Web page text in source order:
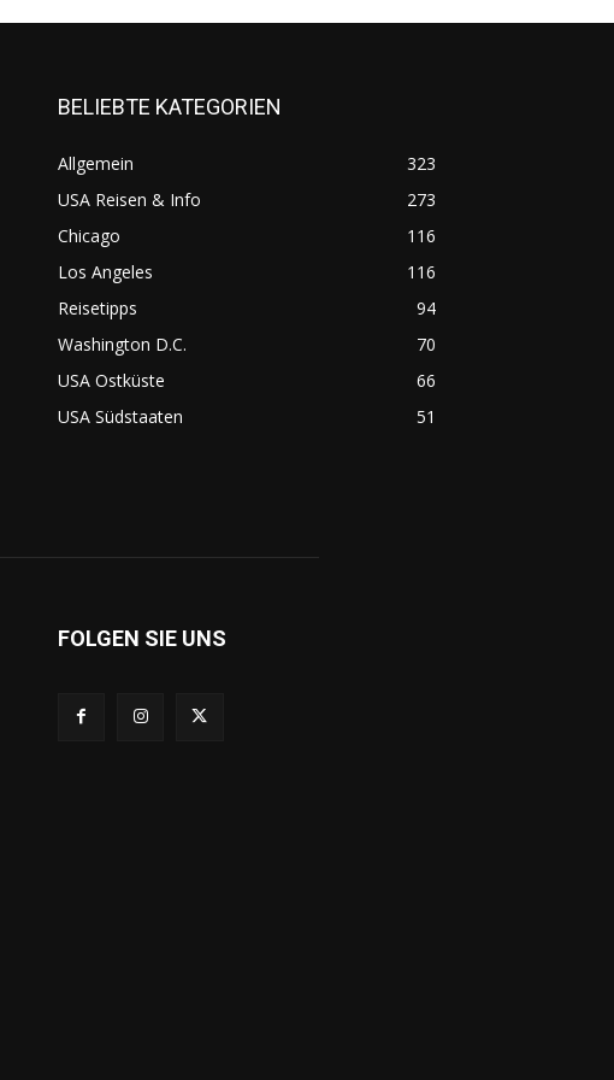
BELIEBTE KATEGORIEN
Allgemein
323
USA Reisen & Info
273
Chicago
116
Los Angeles
116
Reisetipps
94
Washington D.C.
70
USA Ostküste
66
USA Südstaaten
51
FOLGEN SIE UNS